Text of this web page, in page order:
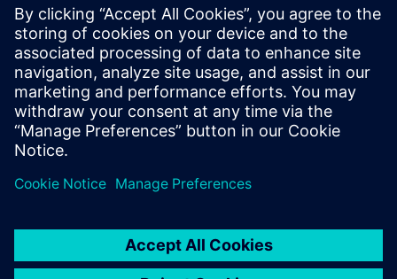
voorwaarden, garanties, verplichtingen van de klant, IP-
rechten, licentiemodellen en andere voorwaarden met
betrekking tot de portfolio.
Hier vindt u de Aanvullende voorwaarden voor België &
Luxemburg >